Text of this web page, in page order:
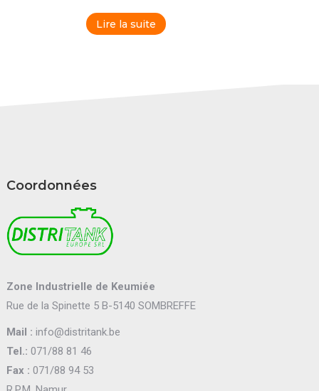
Lire la suite
Coordonnées
Zone Industrielle de Keumiée
Rue de la Spinette 5 B-5140 SOMBREFFE
Mail :info@distritank.be
Tel.: 071/88 81 46
Fax : 071/88 94 53